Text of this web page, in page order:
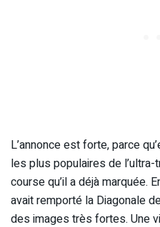
L’annonce est forte, parce
les plus populaires de
course qu’il a déjà marquée.
avait remporté la Diagonale
des images très fortes. Une